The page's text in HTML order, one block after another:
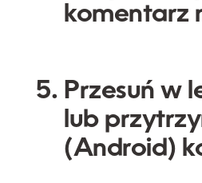
komentarz
Przesuń w
lub
(Android)